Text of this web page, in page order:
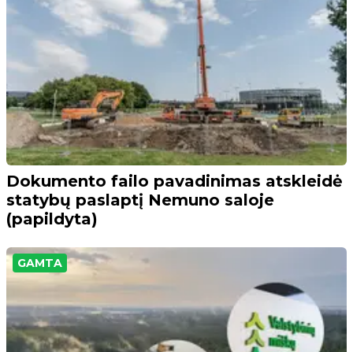
Dokumento failo pavadinimas atskleidė
statybų paslaptį Nemuno saloje
(papildyta)
GAMTA